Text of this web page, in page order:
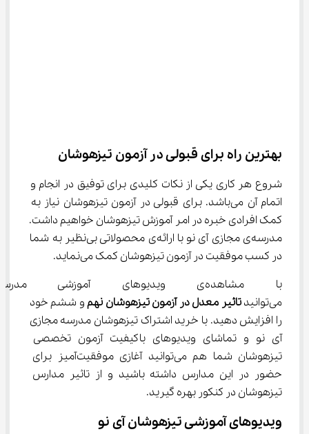
بهترین راه برای قبولی در آزمون تیزهوشان
شروع هر کاری یکی از نکات کلیدی برای توفیق در انجام و
اتمام آن می‌باشد. برای قبولی در آزمون تیزهوشان نیاز به
کمک افرادی خبره در امر آموزش تیزهوشان خواهیم داشت.
مدرسه‌ی مجازی آی نو با ارائه‌ی محصولاتی بی‌نظیر به شما
در کسب موفقیت در آزمون تیزهوشان کمک می‌نماید.
با مشاهده‌ی ویدیوهای
می‌توانید
تاثیر معدل در آزمون تیزهوشان نهم و ششم خود
را افزایش دهید. با خرید اشتراک تیزهوشان مدرسه‌ مجازی
آی نو و تماشای ویدیوهای باکیفیت آزمون تخصصی
تیزهوشان شما هم می‌توانید آغازی موفقیت‌آمیز برای
حضور در این مدارس داشته باشید و از تاثیر مدارس
تیزهوشان در کنکور بهره‌ گیرید.
ویدیوهای آموزشی تیزهوشان آی نو